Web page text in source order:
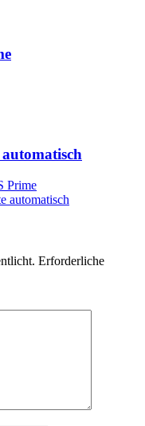
Prime
automatisch
Erforderliche